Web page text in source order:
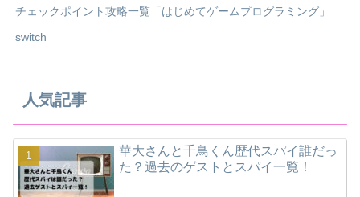
チェックポイント攻略一覧「はじめてゲームプログラミング」
switch
人気記事
華大さんと千鳥くん歴代スパイ誰だっ
た？過去のゲストとスパイ一覧！